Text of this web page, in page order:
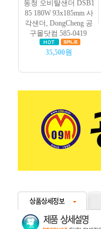
동청 오비탈샌더 DSB1
85 180W 93x185mm 사
각샌더, DongCheng 공
구몰닷컴 585-0419
35,500원